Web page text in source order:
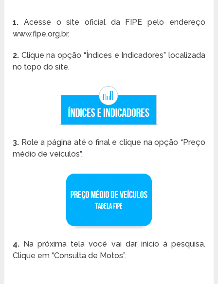
1. Acesse o site oficial da FIPE pelo endereço
www.fipe.org.br.
2. Clique na opção “Índices e Indicadores” localizada
no topo do site.
3. Role a página até o final e clique na opção “Preço
médio de veículos”.
4. Na próxima tela você vai dar início à pesquisa.
Clique em “Consulta de Motos”.